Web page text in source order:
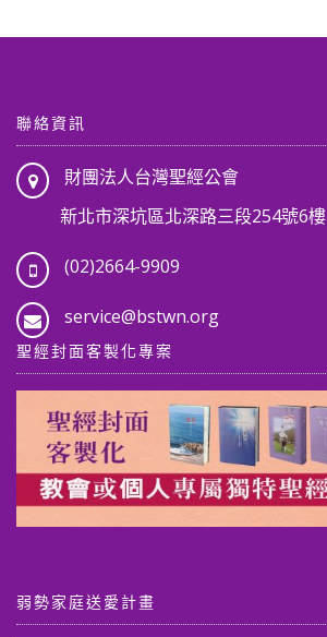
聯絡資訊
財團法人台灣聖經公會
新北市深坑區北深路三段254號6樓
(02)2664-9909
service@bstwn.org
聖經封面客製化專案
弱勢家庭送愛計畫